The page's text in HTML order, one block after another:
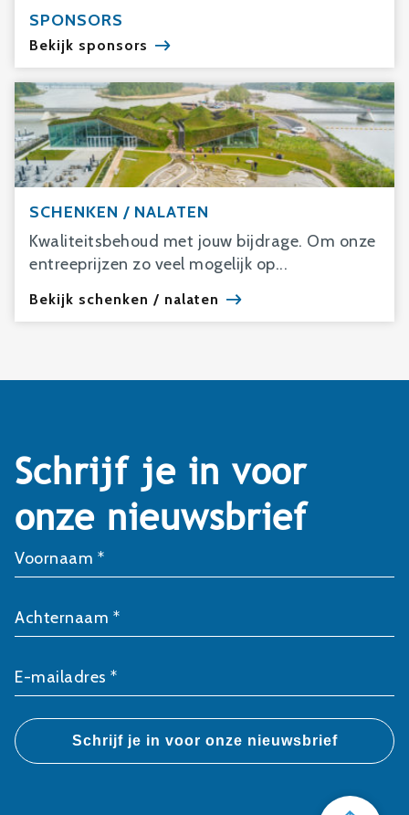
SPONSORS
Bekijk sponsors
SCHENKEN / NALATEN
Kwaliteitsbehoud met jouw bijdrage. Om onze
entreeprijzen zo veel mogelijk op...
Bekijk schenken / nalaten
Schrijf je in voor
onze nieuwsbrief
Voornaam *
Achternaam *
E-mailadres *